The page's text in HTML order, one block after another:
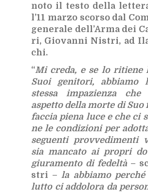
noto il te­sto del­la
l’11 mar­zo scor­so dal
ge­ne­ra­le del­l’Ar­ma dei
ri, Gio­van­ni Ni­stri, ad
chi.
“Mi cre­da, e se lo ri­tie­ne
Suoi ge­ni­to­ri, ab­bia­mo
stes­sa im­pa­zien­za
aspet­to del­la mor­te di Suo
fac­cia pie­na luce e che ci
ne le con­di­zio­ni per
se­guen­ti prov­ve­di­men­ti
sia man­ca­to ai pro­pri
giu­ra­men­to di fe­del­tà –
stri – la ab­bia­mo
lut­to ci ad­do­lo­ra da